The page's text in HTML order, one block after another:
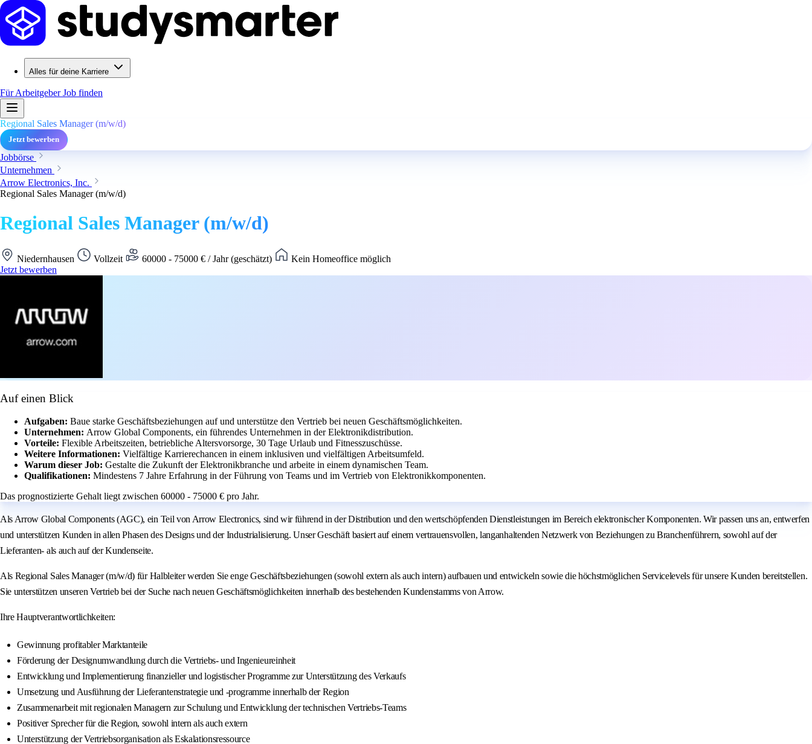
Alles für deine Karriere
Für ArbeitgeberJob finden
Regional Sales Manager (m/w/d)
Jetzt bewerben
Jobbörse
Unternehmen
Arrow Electronics, Inc.
Regional Sales Manager (m/w/d)
Regional Sales Manager (m/w/d)
Niedernhausen Vollzeit 60000 - 75000 € / Jahr (geschätzt)
Kein Homeoffice möglich
Jetzt bewerben
Auf einen Blick
Aufgaben: Baue starke Geschäftsbeziehungen auf und unterstütze den Vertrieb bei neuen Geschäftsmöglichkeiten.
Unternehmen: Arrow Global Components, ein führendes Unternehmen in der Elektronikdistribution.
Vorteile: Flexible Arbeitszeiten, betriebliche Altersvorsorge, 30 Tage Urlaub und Fitnesszuschüsse.
Weitere Informationen: Vielfältige Karrierechancen in einem inklusiven und vielfältigen Arbeitsumfeld.
Warum dieser Job: Gestalte die Zukunft der Elektronikbranche und arbeite in einem dynamischen Team.
Qualifikationen: Mindestens 7 Jahre Erfahrung in der Führung von Teams und im Vertrieb von Elektronikkomponenten.
Das prognostizierte Gehalt liegt zwischen 60000 - 75000 € pro Jahr.
Als Arrow Global Components (AGC), ein Teil von Arrow Electronics, sind wir führend in der Distribution und den wertschöpfenden Dienstleistungen im Bereich elektronischer Komponenten. Wir passen uns an, entwerfen
und unterstützen Kunden in allen Phasen des Designs und der Industrialisierung. Unser Geschäft basiert auf einem vertrauensvollen, langanhaltenden Netzwerk von Beziehungen zu Branchenführern, sowohl auf der
Lieferanten- als auch auf der Kundenseite.
Als Regional Sales Manager (m/w/d) für Halbleiter werden Sie enge Geschäftsbeziehungen (sowohl extern als auch intern) aufbauen und entwickeln sowie die höchstmöglichen Servicelevels für unsere Kunden bereitstellen.
Sie unterstützen unseren Vertrieb bei der Suche nach neuen Geschäftsmöglichkeiten innerhalb des bestehenden Kundenstamms von Arrow.
Ihre Hauptverantwortlichkeiten:
Gewinnung profitabler Marktanteile
Förderung der Designumwandlung durch die Vertriebs- und Ingenieureinheit
Entwicklung und Implementierung finanzieller und logistischer Programme zur Unterstützung des Verkaufs
Umsetzung und Ausführung der Lieferantenstrategie und -programme innerhalb der Region
Zusammenarbeit mit regionalen Managern zur Schulung und Entwicklung der technischen Vertriebs-Teams
Positiver Sprecher für die Region, sowohl intern als auch extern
Unterstützung der Vertriebsorganisation als Eskalationsressource